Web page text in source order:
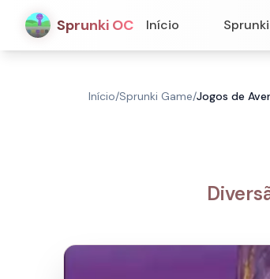
Sprunki OC Início
Início/Sprunki Game/Jogos de